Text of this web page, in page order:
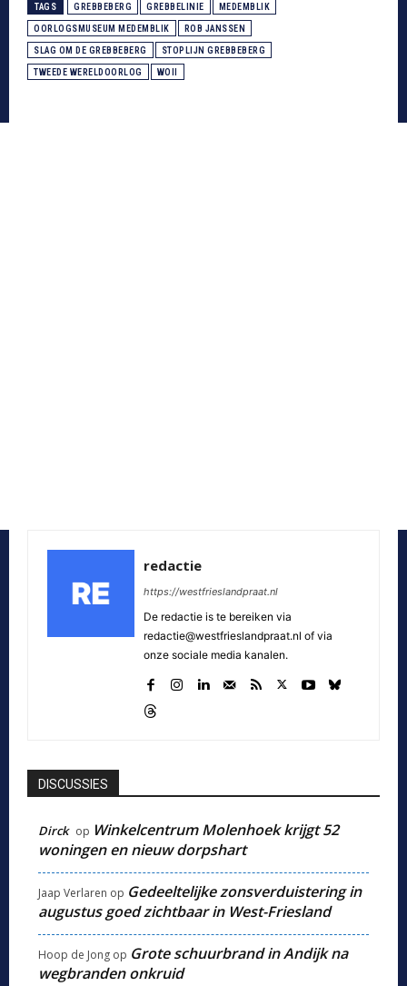
TAGS GREBBEBERG GREBBELINIE MEDEMBLIK
OORLOGSMUSEUM MEDEMBLIK ROB JANSSEN
SLAG OM DE GREBBEBERG STOPLIJN GREBBEBERG
TWEEDE WERELDOORLOG WOII
redactie
https://westfrieslandpraat.nl
De redactie is te bereiken via
redactie@westfrieslandpraat.nl of via
onze sociale media kanalen.
DISCUSSIES
Dirck op Winkelcentrum Molenhoek krijgt 52
woningen en nieuw dorpshart
Jaap Verlaren op Gedeeltelijke zonsverduistering in
augustus goed zichtbaar in West-Friesland
Hoop de Jong op Grote schuurbrand in Andijk na
wegbranden onkruid